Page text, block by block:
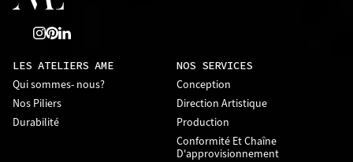
LES ATELIERS AME
Qui sommes- nous?
Nos Piliers
Durabilité
NOS SERVICES
Conception
Direction Artistique
Production
Conformité Et Chaîne
D'approvisionnement